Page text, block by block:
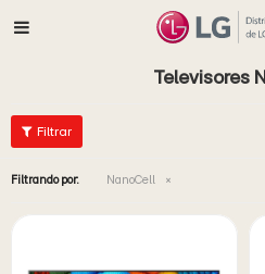

Televisores
Filtrando por: NanoCell